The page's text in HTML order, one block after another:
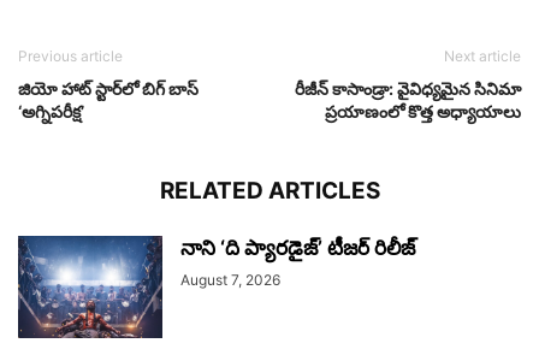
Previous article
జియో హాట్ స్టార్‌లో బిగ్ బాస్
‘అగ్నిపరీక్ష’
Next article
రీజీన్ కాసాండ్రా: వైవిధ్యమైన సినిమా
ప్రయాణంలో కొత్త అధ్యాయాలు
RELATED ARTICLES
నాని ‘ది ప్యారడైజ్’ టీజర్‌ రిలీజ్
August 7, 2026